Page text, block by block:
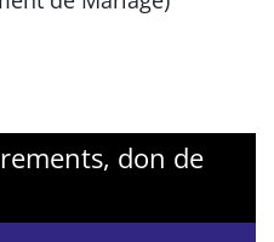
don de